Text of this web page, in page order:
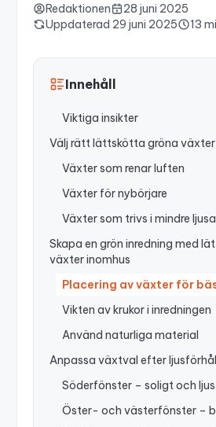
Redaktionen
28 juni 2025
Uppdaterad 29 juni 2025 13
Innehåll
Viktiga insikter
Välj rätt lättskötta gröna växter
Växter som renar luften
Växter för nybörjare
Växter som trivs i mindre
Skapa en grön inredning med
växter inomhus
Placering av växter för
Vikten av krukor i inredningen
Använd naturliga material
Anpassa växtval efter
Söderfönster – soligt och
Öster- och västerfönster –